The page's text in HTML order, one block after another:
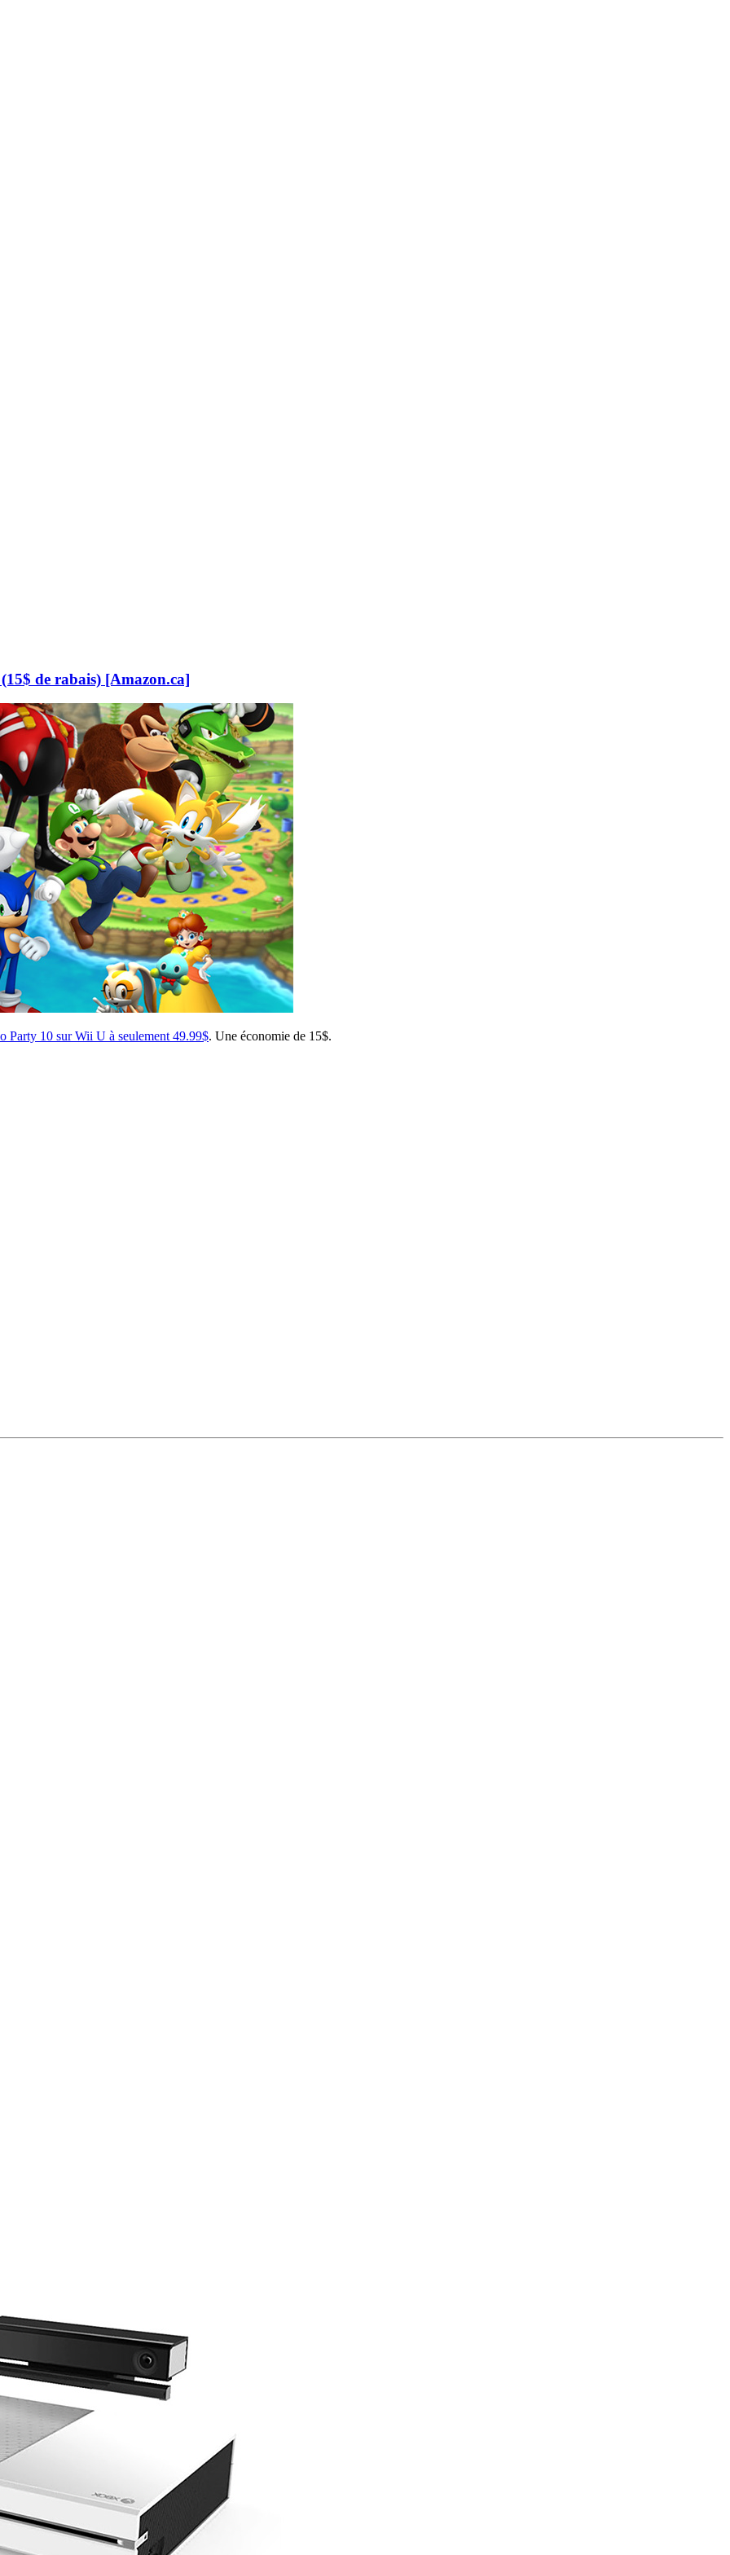
de rabais) [Amazon.ca]
Party 10 sur Wii U à seulement 49.99$. Une économie de 15$.